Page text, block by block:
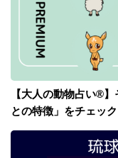
【大人の動物占い®
との特徴」をチェック